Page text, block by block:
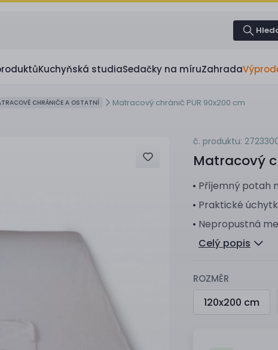
Kuchyňská studiaSedačky na míruZahrada
CHRÁNIČE A OSTATNÍ Matracový chránič PUR 90x200 cm
č. produktu:
Matracový
Příjemný potah
Praktické
Nepropustná
Celý popis
ROZMĚR
120x200 cm